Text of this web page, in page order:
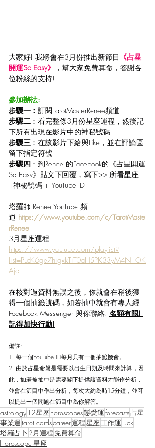
大家好! 我將會在3月份推出新節目 《占星
開運So Easy》
，幫大家免費算命，答謝各
位粉絲的支持!
參加辦法:
步驟一： 訂閱TarotMasterRenee頻道
步驟二 ：看完整條3月份星座運程，然後記
下所有出現在影片中的神秘號碼
步驟三 ：在該影片下給與Like，並在評論區
留下指定符號
步驟四 ：到Renee 的Facebook的《占星開運
So Easy》貼文下回覆，寫下>> 所看星座
+神秘號碼 + YouTube ID
塔羅師 Renee YouTube 頻
道 https://www.youtube.com/c/TarotMaste
rRenee
3月星座運程
https://www.youtube.com/playlist?
list=PLdK6ge7higxkTiT0aH5PK33yM4N_OK
Ajo
在核對過資料無誤之後，你就會在稍後獲
得一個抽籤號碼，如若抽中就會有專人經
Facebook Messenger 與你聯絡! 名額有限!
記得加快行動!
備註:
1. 每一個YouTube ID每月只有一個抽籤機會。
2. 由於占星命盤是需要以出生日期及時間來計算，因
此，如若被抽中是需要閣下提供該資料才能作分析，
並會在節目中作出分析，每次大約為時15分鐘，並可
以提出一個問題在節目中為你解答。
astrology 12星座 horoscopes戀愛運forecasts占星
事業運tarot cardscareer運程星座 工作運 luck
塔羅占卜 2月運程免費算命
Horoscope 星座